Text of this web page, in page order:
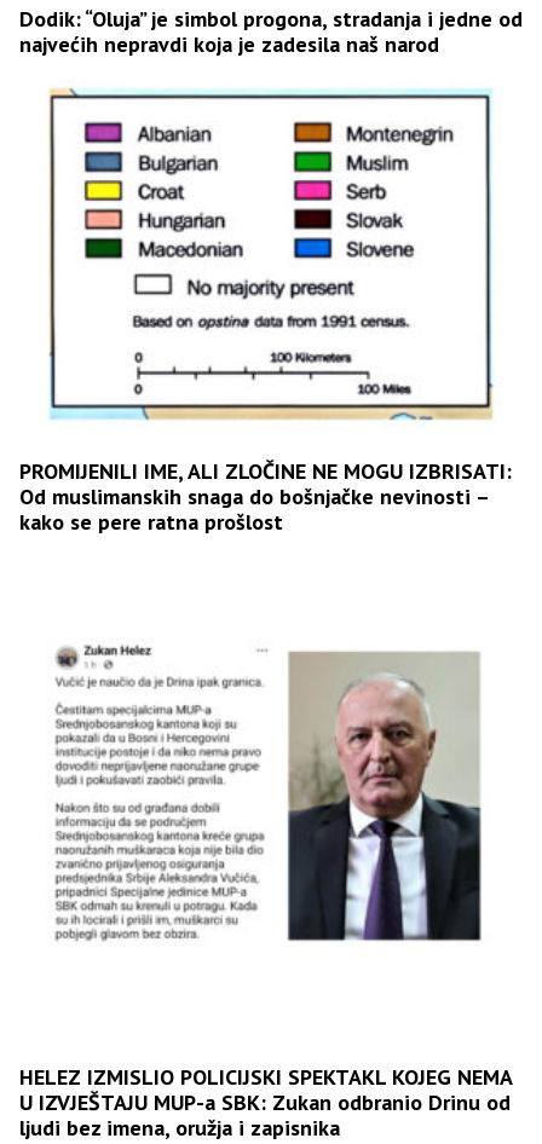
Dodik: “Oluja” je simbol progona, stradanja i jedne od
najvećih nepravdi koja je zadesila naš narod
PROMIJENILI IME, ALI ZLOČINE NE MOGU IZBRISATI:
Od muslimanskih snaga do bošnjačke nevinosti –
kako se pere ratna prošlost
HELEZ IZMISLIO POLICIJSKI SPEKTAKL KOJEG NEMA
U IZVJEŠTAJU MUP-a SBK: Zukan odbranio Drinu od
ljudi bez imena, oružja i zapisnika